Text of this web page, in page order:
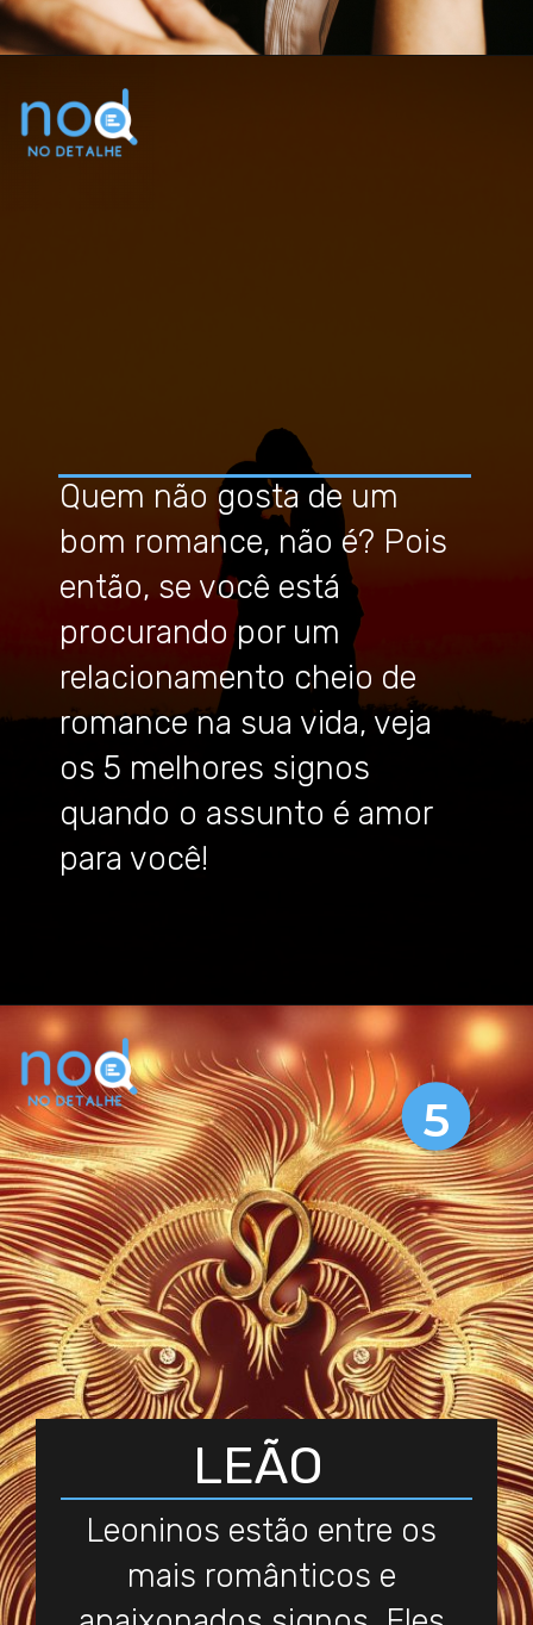
Quem não gosta de um
bom romance, não é? Pois
então, se você está
procurando por um
relacionamento cheio de
romance na sua vida, veja
os 5 melhores signos
quando o assunto é amor
para você!
Opening
Leoninos estão entre os
mais românticos e
LEÃO
5